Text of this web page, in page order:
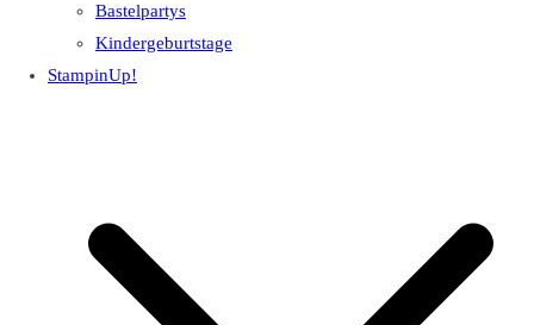
Bastelpartys
Kindergeburtstage
StampinUp!